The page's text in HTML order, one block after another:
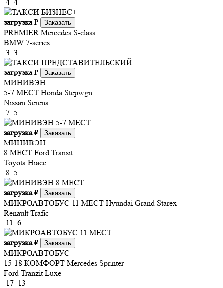
4 4
загрузка₽ Заказать
PREMIER Mercedes S-class
BMW 7-series
3 3
загрузка₽ Заказать
МИНИВЭН
5-7 МЕСТ Honda Stepwgn
Nissan Serena
7 5
загрузка₽ Заказать
МИНИВЭН
8 МЕСТ Ford Transit
Toyota Hiace
8 5
загрузка₽ Заказать
МИКРОАВТОБУС 11 МЕСТ Hyundai Grand Starex
Renault Trafic
11 6
загрузка₽ Заказать
МИКРОАВТОБУС
15-18 КОМФОРТ Mercedes Sprinter
Ford Tranzit Luxe
17 13